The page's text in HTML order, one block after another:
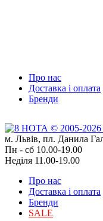
Про нас
Доставка і оплата
Бренди
м. Львів, пл. Данила
Пн - сб 10.00-19.00
Неділя 11.00-19.00
Про нас
Доставка і оплата
Бренди
SALE